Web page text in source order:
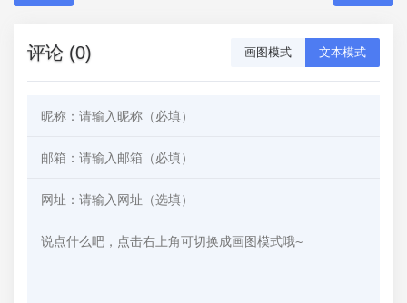
评论 (0) 画图模式 文本模式